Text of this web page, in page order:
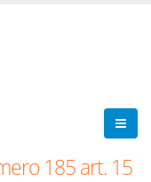
185 art. 15